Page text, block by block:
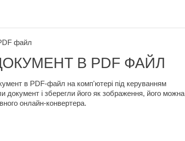
файл
В PDF ФАЙЛ
в PDF-файл на комп'ютері під керуванням
і зберегли його як зображення, його можна
онлайн-конвертера.